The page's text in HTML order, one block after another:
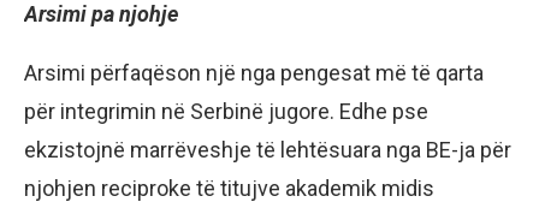
Arsimi pa njohje
Arsimi përfaqëson një nga pengesat më të qarta
për integrimin në Serbinë jugore. Edhe pse
ekzistojnë marrëveshje të lehtësuara nga BE-ja për
njohjen reciproke të titujve akademik midis